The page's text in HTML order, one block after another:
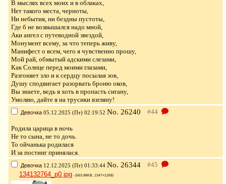
В мыслях всех моих и в облаках,
Нет такого места, черноты,
Ни небытия, ни бездны пустоты,
Где б не возвышался надо мной,
Аки ангел с путеводной звездой,
Монумент всему, за что теперь живу,
Манифест о всем, чего я чувственно прошу,
Мой рай, обмытый адскими слезами,
Как Солнце перед моими глазами,
Разгоняет зло и к сердцу посылая зов,
Душу сподвигает разорвать броню оков,
Вы знаете, ведь я хоть в пропасть сигану,
Умоляю, дайте я на трусики взгляну!
Девочка 05.12.2025 (Пт) 02:19:52 No. 26240
Родила царица в ночь
Не то сына, не то дочь.
То ойчанька родилася
И за постинг принялася.
Девочка 12.12.2025 (Пт) 01:33:44 No. 26344
134132764_p0.jpg - (563.88KB, 1347×1268)